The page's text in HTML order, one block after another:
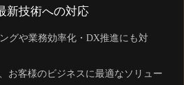
新技術への対応
グや業務効率化・DX推進にも対
お客様のビジネスに最適なソリュー